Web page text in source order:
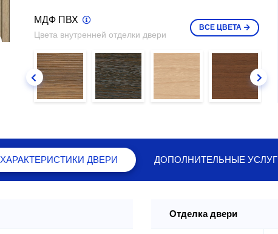
МДФ ПВХ
Цвета внутренней отделки двери
ВСЕ ЦВЕТА
ХАРАКТЕРИСТИКИ ДВЕРИ ДОПОЛНИТЕЛЬНЫЕ
Отделка двери